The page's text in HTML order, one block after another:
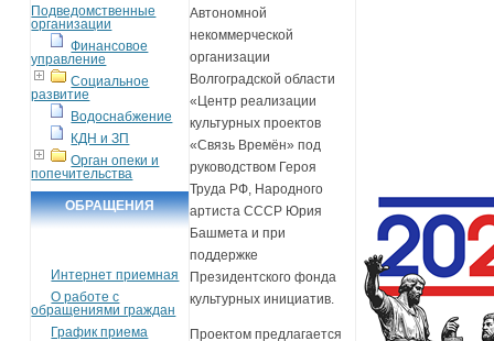
Подведомственные
организации
Финансовое
управление
Социальное
развитие
Водоснабжение
КДН и ЗП
Орган опеки и
попечительства
ОБРАЩЕНИЯ
Интернет приемная
О работе с
обращениями граждан
График приема
Автономной
некоммерческой
организации
Волгоградской области
«Центр реализации
культурных проектов
«Связь Времён» под
руководством Героя
Труда РФ, Народного
артиста СССР Юрия
Башмета и при
поддержке
Президентского фонда
культурных инициатив.
Проектом предлагается